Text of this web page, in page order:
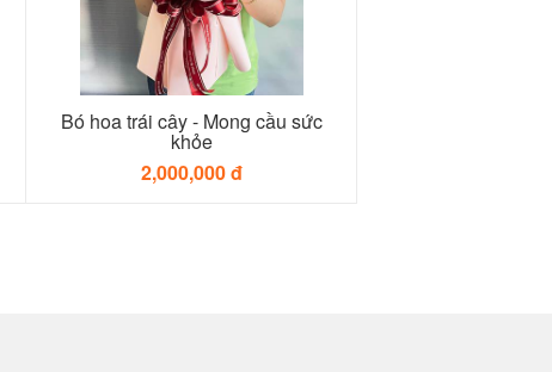
Bó hoa trái cây - Mong cầu sức
khỏe
2,000,000 đ